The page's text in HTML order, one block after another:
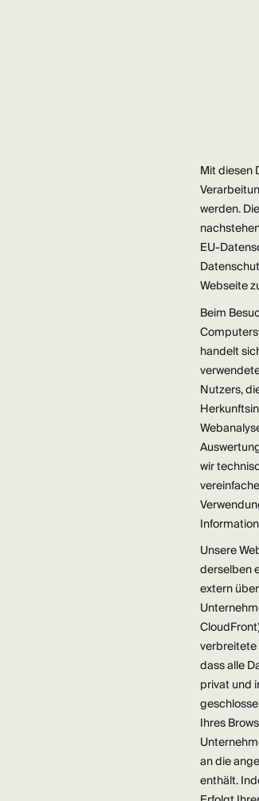
Mit diesen
werden.
EU-
Webseite
‍Beim
handelt
Nutzers,
wir
Unsere
derselben
extern
verbreitete
dass alle
privat und
Ihres
an die
enthält.